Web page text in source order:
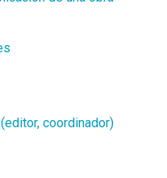
coordinador)